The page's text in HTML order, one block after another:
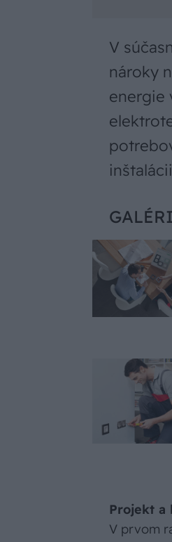
V
nároky
energie
Projekt a
V prvom